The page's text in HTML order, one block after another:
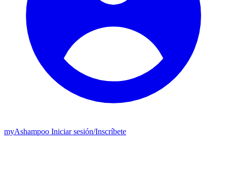
myAshampoo Iniciar sesión/Inscríbete